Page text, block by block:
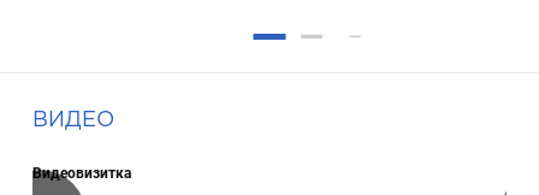
ВИДЕО
Видеовизитка